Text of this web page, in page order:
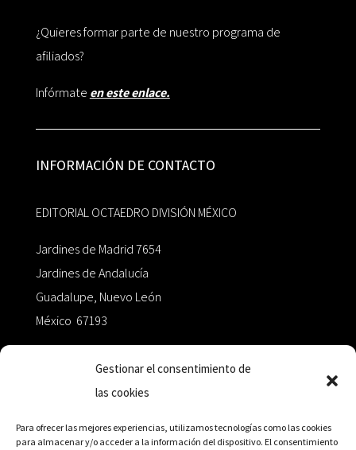
Gestionar el consentimiento de
las cookies
Para ofrecer las mejores experiencias, utilizamos tecnologías como las cookies
para almacenar y/o acceder a la información del dispositivo. El consentimiento
¿Quieres formar parte de nuestro programa de
afiliados?
Infórmate en este enlace.
INFORMACIÓN DE CONTACTO
EDITORIAL OCTAEDRO DIVISIÓN MÉXICO
Jardines de Madrid 7654
Jardines de Andalucía
Guadalupe, Nuevo León
México 67193
+52 811.499.5638